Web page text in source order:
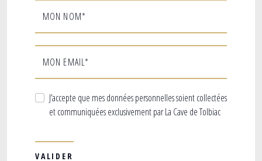
MON NOM*
MON EMAIL*
J’accepte que mes données personnelles soient collectées
et communiquées exclusivement par La Cave de Tolbiac